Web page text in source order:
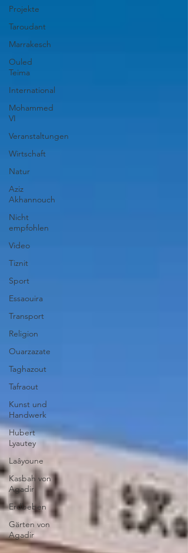
Projekte
Taroudant
Marrakesch
Ouled
Teima
International
Mohammed
VI
Veranstaltungen
Wirtschaft
Natur
Aziz
Akhannouch
Nicht
empfohlen
Video
Tiznit
Sport
Essaouira
Transport
Religion
Ouarzazate
Taghazout
Tafraout
Kunst und
Handwerk
Hubert
Lyautey
Laâyoune
Kasbah von
Agadir
Erdbeben
Gärten von
Agadir